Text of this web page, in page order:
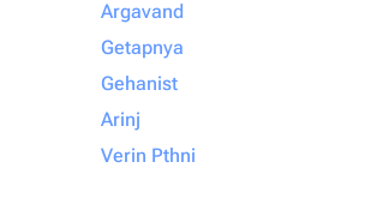
Argavand
Getapnya
Gehanist
Arinj
Verin Pthni